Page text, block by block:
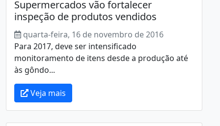
Supermercados vão fortalecer
inspeção de produtos vendidos
quarta-feira, 16 de novembro de 2016
Para 2017, deve ser intensificado
monitoramento de itens desde a produção até
às gôndo...
Veja mais